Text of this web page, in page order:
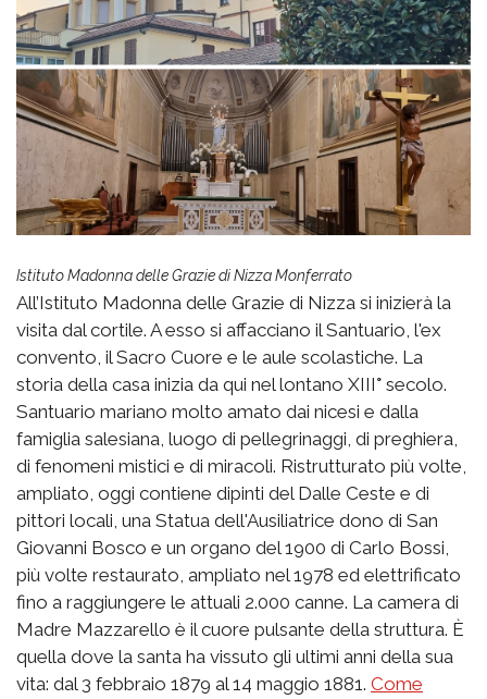
Istituto Madonna delle Grazie di Nizza Monferrato
All’Istituto Madonna delle Grazie di Nizza si inizierà la
visita dal cortile. A esso si affacciano il Santuario, l'ex
convento, il Sacro Cuore e le aule scolastiche. La
storia della casa inizia da qui nel lontano XIII° secolo.
Santuario mariano molto amato dai nicesi e dalla
famiglia salesiana, luogo di pellegrinaggi, di preghiera,
di fenomeni mistici e di miracoli. Ristrutturato più volte,
ampliato, oggi contiene dipinti del Dalle Ceste e di
pittori locali, una Statua dell'Ausiliatrice dono di San
Giovanni Bosco e un organo del 1900 di Carlo Bossi,
più volte restaurato, ampliato nel 1978 ed elettrificato
fino a raggiungere le attuali 2.000 canne. La camera di
Madre Mazzarello è il cuore pulsante della struttura. È
quella dove la santa ha vissuto gli ultimi anni della sua
vita: dal 3 febbraio 1879 al 14 maggio 1881. Come